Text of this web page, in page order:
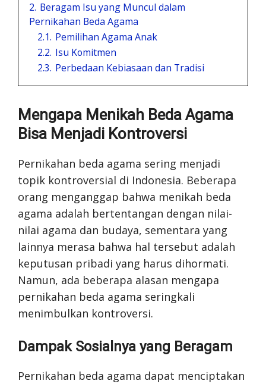
2. Beragam Isu yang Muncul dalam
Pernikahan Beda Agama
2.1. Pemilihan Agama Anak
2.2. Isu Komitmen
2.3. Perbedaan Kebiasaan dan Tradisi
Mengapa Menikah Beda Agama
Bisa Menjadi Kontroversi
Pernikahan beda agama sering menjadi
topik kontroversial di Indonesia. Beberapa
orang menganggap bahwa menikah beda
agama adalah bertentangan dengan nilai-
nilai agama dan budaya, sementara yang
lainnya merasa bahwa hal tersebut adalah
keputusan pribadi yang harus dihormati.
Namun, ada beberapa alasan mengapa
pernikahan beda agama seringkali
menimbulkan kontroversi.
Dampak Sosialnya yang Beragam
Pernikahan beda agama dapat menciptakan